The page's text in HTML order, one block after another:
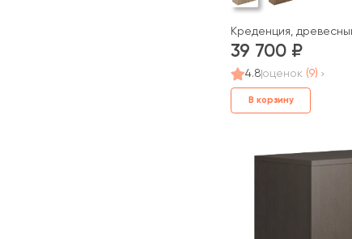
Креденция,
39 700
4.8оценок (9)
В корзину